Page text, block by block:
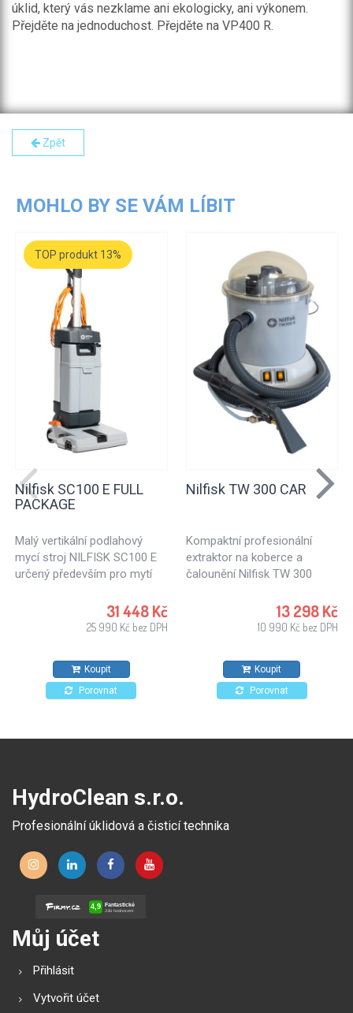
úklid, který vás nezklame ani ekologicky, ani výkonem.
Přejděte na jednoduchost. Přejděte na VP400 R.
Zpět
MOHLO BY SE VÁM LÍBIT
TOP produkt 13%
Nilfisk SC100 E FULL
PACKAGE
Malý vertikální podlahový
mycí stroj NILFISK SC100 E
určený především pro mytí
zajímavou možností pro
malé obchody, školy,
malých ploch.
31 448 Kč
25 990 Kč bez DPH
Koupit
Porovnat
Nilfisk TW 300 CAR
Kompaktní profesionální
extraktor na koberce a
čalounění Nilfisk TW 300
13 298 Kč
10 990 Kč bez DPH
Koupit
Porovnat
HydroClean s.r.o.
Profesionální úklidová a čisticí technika
Můj účet
Přihlásit
Vytvořit účet